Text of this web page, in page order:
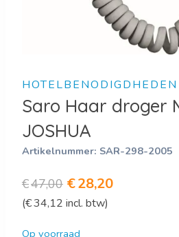
HOTELBENODIGDHEDEN
Saro Haar droger
JOSHUA
Artikelnummer: SAR-298-2005
€47,00 Oorspronkelijke
prijs
was:
€28,20Huidige
(€34,12 incl. btw)
Op voorraad